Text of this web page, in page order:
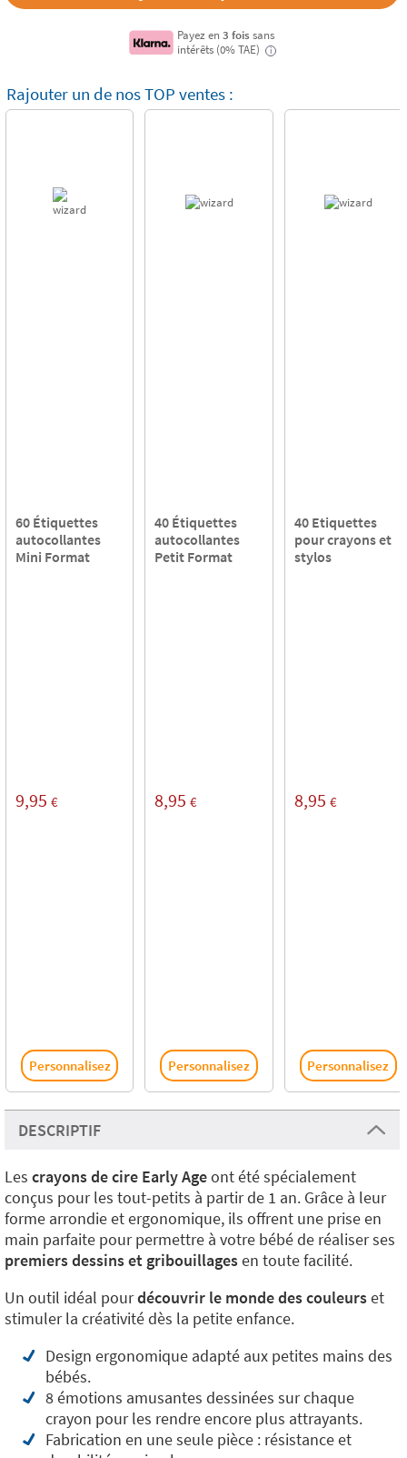
Payez en 3 fois sans
intérêts (0% TAE)
i
Rajouter un de nos TOP ventes :
60 Étiquettes
autocollantes
Mini Format
9,95 €
Personnalisez
40 Étiquettes
autocollantes
Petit Format
8,95 €
Personnalisez
40 Etiquettes
pour crayons et
stylos
8,95 €
Personnalisez
DESCRIPTIF
Les crayons de cire Early Ageont été spécialement
conçus pour les tout-petits à partir de 1 an. Grâce à leur
forme arrondie et ergonomique, ils offrent une prise en
main parfaite pour permettre à votre bébé de réaliser ses
premiers dessins et gribouillagesen toute facilité.
Un outil idéal pourdécouvrir le monde des couleurset
stimuler la créativité dès la petite enfance.
Design ergonomique adapté aux petites mains des
bébés.
8 émotions amusantes dessinées sur chaque
crayon pour les rendre encore plus attrayants.
Fabrication en une seule pièce : résistance et